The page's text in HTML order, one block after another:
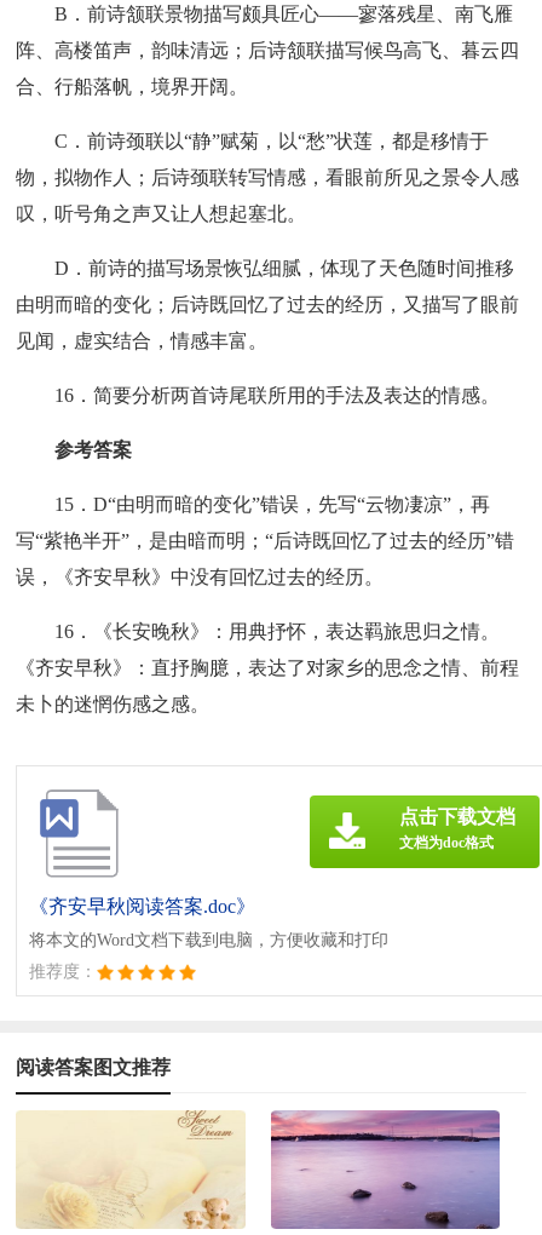
B．前诗颔联景物描写颇具匠心——寥落残星、南飞雁
阵、高楼笛声，韵味清远；后诗颔联描写候鸟高飞、暮云四
合、行船落帆，境界开阔。
C．前诗颈联以“静”赋菊，以“愁”状莲，都是移情于
物，拟物作人；后诗颈联转写情感，看眼前所见之景令人感
叹，听号角之声又让人想起塞北。
D．前诗的描写场景恢弘细腻，体现了天色随时间推移
由明而暗的变化；后诗既回忆了过去的经历，又描写了眼前
见闻，虚实结合，情感丰富。
16．简要分析两首诗尾联所用的手法及表达的情感。
参考答案
15．D“由明而暗的变化”错误，先写“云物凄凉”，再
写“紫艳半开”，是由暗而明；“后诗既回忆了过去的经历”错
误，《齐安早秋》中没有回忆过去的经历。
16．《长安晚秋》：用典抒怀，表达羁旅思归之情。
《齐安早秋》：直抒胸臆，表达了对家乡的思念之情、前程
未卜的迷惘伤感之感。
《齐安早秋阅读答案.doc》
将本文的Word文档下载到电脑，方便收藏和打印
推荐度：
点击下载文档
文档为doc格式
阅读答案图文推荐